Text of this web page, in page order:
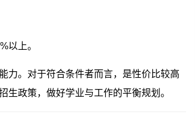
以上。
力。对于符合条件者而言，是性价比较高
生政策，做好学业与工作的平衡规划。